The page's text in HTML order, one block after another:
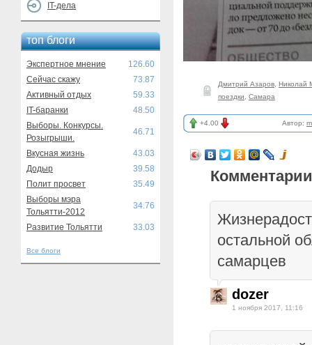
IT-дела
топ блоги
Экспертное мнение
126.60
Сейчас скажу
73.87
Активный отдых
59.33
IT-баранки
48.50
Выборы. Конкурсы.
Розыгрыши.
46.71
Вкусная жизнь
43.03
Додыр
39.58
Полит просвет
35.49
Выборы мэра
Тольятти-2012
34.76
Развитие Тольятти 33.03
Все блоги
Дмитрий Азаров Николай
поездки
Самара
+4.00 Автор:
остальной
самарцев
dozer
1 ноября 2017, 11:16